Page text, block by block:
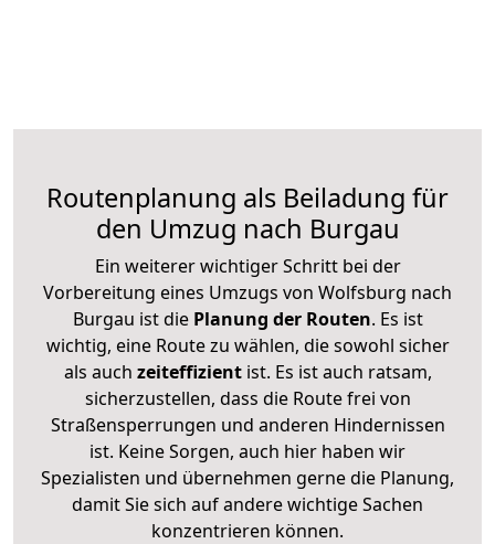
Routenplanung als Beiladung für
den Umzug nach Burgau
Ein weiterer wichtiger Schritt bei der
Vorbereitung eines Umzugs von Wolfsburg nach
Burgau ist diePlanung der Routen. Es ist
wichtig, eine Route zu wählen, die sowohl sicher
als auch zeiteffizientist. Es ist auch ratsam,
sicherzustellen, dass die Route frei von
Straßensperrungen und anderen Hindernissen
ist. Keine Sorgen, auch hier haben wir
Spezialisten und übernehmen gerne die Planung,
damit Sie sich auf andere wichtige Sachen
konzentrieren können.